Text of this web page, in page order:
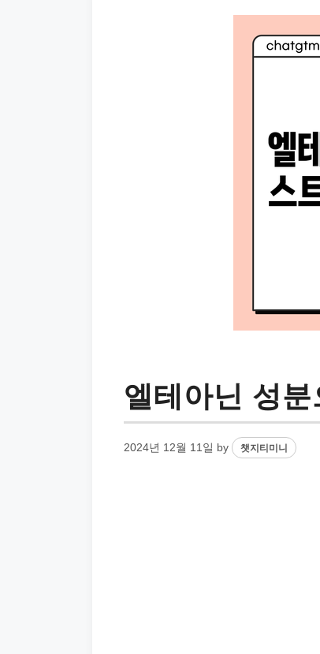
엘테아닌 성
2024년 12월 11일 by 챗지티미니